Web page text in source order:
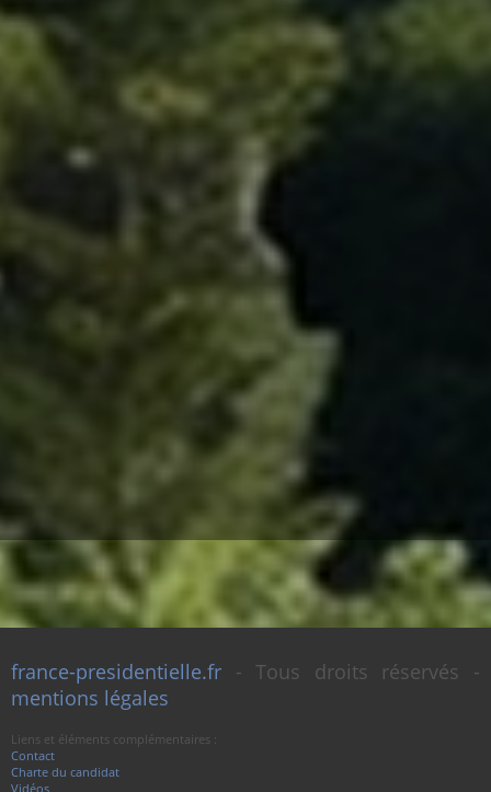
france-presidentielle.fr - Tous droits réservés -
mentions légales
Liens et éléments complémentaires :
Contact
Charte du candidat
Vidéos